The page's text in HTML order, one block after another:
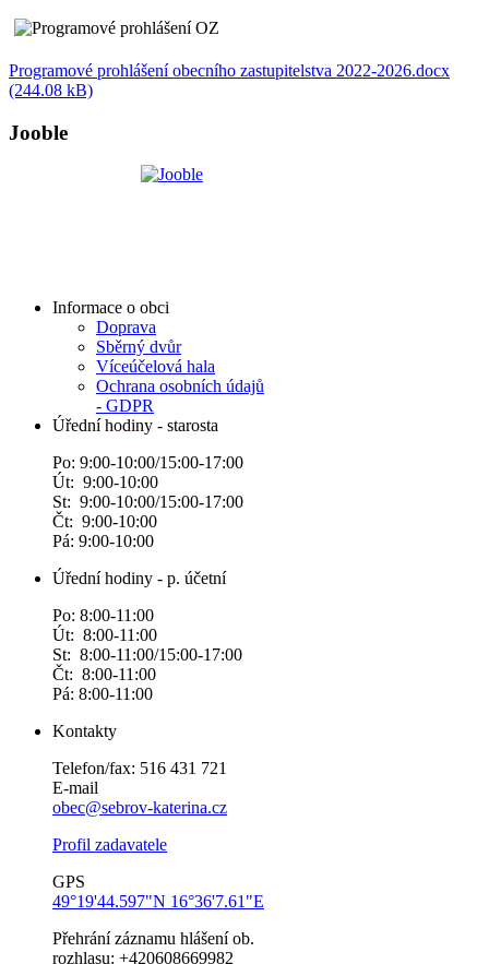
Programové prohlášení obecního zastupitelstva 2022-2026.docx
(244.08 kB)
Jooble
Informace o obci
Doprava
Sběrný dvůr
Víceúčelová hala
Ochrana osobních údajů
- GDPR
Úřední hodiny - starosta
Po: 9:00-10:00/15:00-17:00
Út: 9:00-10:00
St: 9:00-10:00/15:00-17:00
Čt: 9:00-10:00
Pá: 9:00-10:00
Úřední hodiny - p. účetní
Po: 8:00-11:00
Út: 8:00-11:00
St: 8:00-11:00/15:00-17:00
Čt: 8:00-11:00
Pá: 8:00-11:00
Kontakty
Telefon/fax: 516 431 721
E-mail
obec@sebrov-katerina.cz
Profil zadavatele
GPS
49°19'44.597"N 16°36'7.61"E
Přehrání záznamu hlášení ob.
rozhlasu: +420608669982